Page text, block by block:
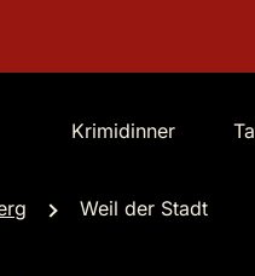
Krimidinner
Weil der Stadt